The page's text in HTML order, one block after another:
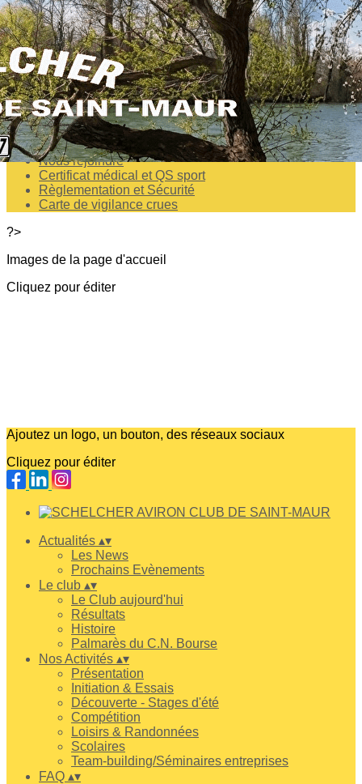
Exporter les lignes sélectionnées
Exporter toutes les colonnes
Exporter uniquement les colonnes affichées
Menu
<
>
Horaires- Accès-Contact
Nous rejoindre
Certificat médical et QS sport
Règlementation et Sécurité
Carte de vigilance crues
?>
Images de la page d'accueil
Cliquez pour éditer
Ajoutez un logo, un bouton, des réseaux sociaux
Cliquez pour éditer
Actualités ▴▾
Les News
Prochains Evènements
Le club ▴▾
Le Club aujourd'hui
Résultats
Histoire
Palmarès du C.N. Bourse
Nos Activités ▴▾
Présentation
Initiation & Essais
Découverte - Stages d'été
Compétition
Loisirs & Randonnées
Scolaires
Team-building/Séminaires entreprises
FAQ ▴▾